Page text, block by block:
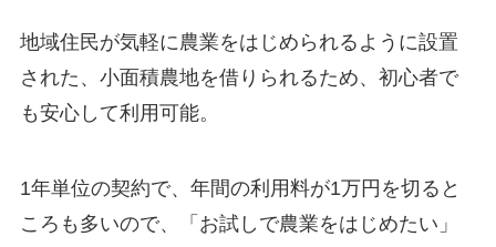
地域住民が気軽に農業をはじめられるように設置
された、小面積農地を借りられるため、初心者で
も安心して利用可能。
1年単位の契約で、年間の利用料が1万円を切ると
ころも多いので、「お試しで農業をはじめたい」